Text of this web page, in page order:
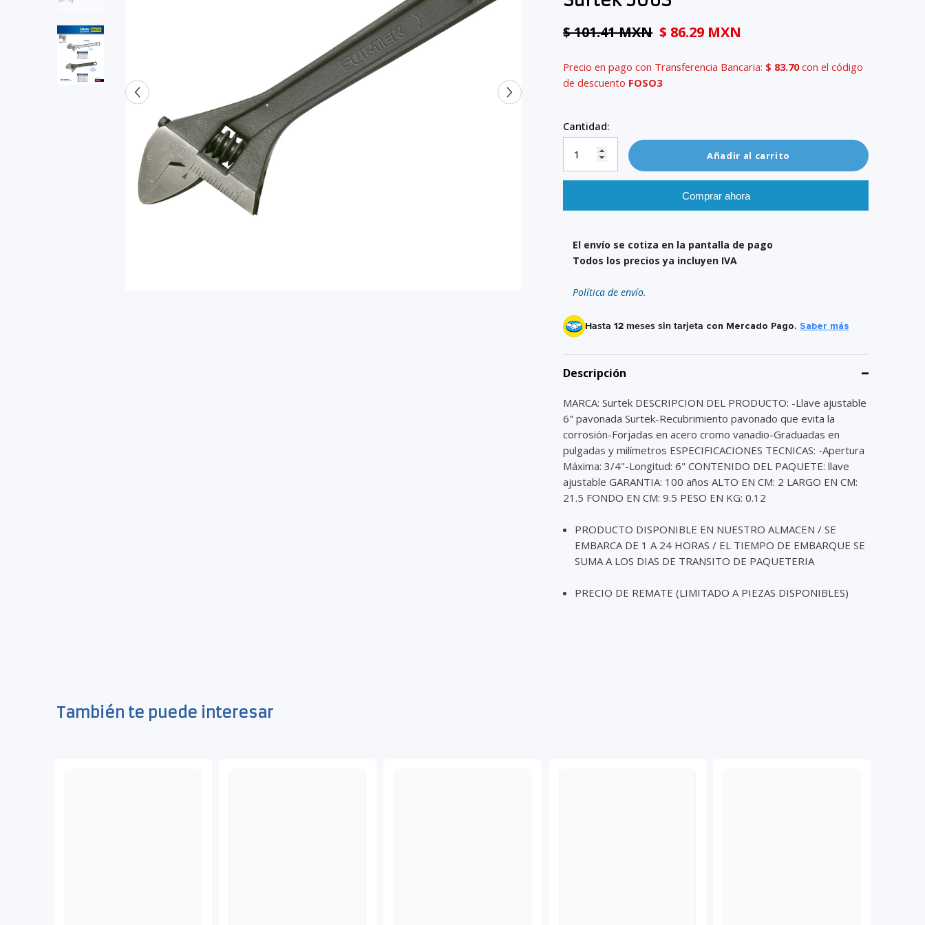
$ 101.41 MXN $ 86.29 MXN
Precio en pago con Transferencia Bancaria: $ 83.70con el código
de descuento FOSO3
Cantidad:
Añadir al carrito
Comprar ahora
El envío se cotiza en la pantalla de pago
Todos los precios ya incluyen IVA
Política de envío.
Hasta 12 meses sin tarjeta con Mercado Pago. Saber más
Descripción
MARCA: Surtek DESCRIPCION DEL PRODUCTO: -Llave ajustable
6" pavonada Surtek-Recubrimiento pavonado que evita la
corrosión-Forjadas en acero cromo vanadio-Graduadas en
pulgadas y milímetros ESPECIFICACIONES TECNICAS: -Apertura
Máxima: 3/4"-Longitud: 6" CONTENIDO DEL PAQUETE: llave
ajustable GARANTIA: 100 años ALTO EN CM: 2 LARGO EN CM:
21.5 FONDO EN CM: 9.5 PESO EN KG: 0.12
PRODUCTO DISPONIBLE EN NUESTRO ALMACEN / SE
EMBARCA DE 1 A 24 HORAS / EL TIEMPO DE EMBARQUE SE
SUMA A LOS DIAS DE TRANSITO DE PAQUETERIA
PRECIO DE REMATE (LIMITADO A PIEZAS DISPONIBLES)
También te puede interesar